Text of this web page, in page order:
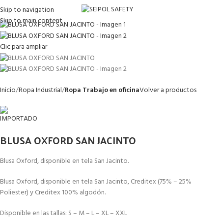
Skip to navigation
Skip to main content
Clic para ampliar
Inicio Ropa Industrial Ropa Trabajo en oficinaVolver a productos
BLUSA OXFORD SAN JACINTO
Blusa Oxford, disponible en tela San Jacinto.
Blusa Oxford, disponible en tela San Jacinto, Creditex (75% – 25%
Poliester) y Creditex 100% algodón.
Disponible en las tallas: S – M – L – XL – XXL